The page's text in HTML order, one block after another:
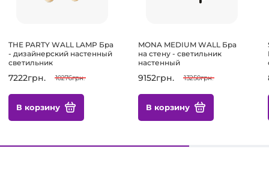
THE PARTY WALL LAMP Бра
- дизайнерский настенный
светильник
7222грн. 10276грн.
В корзину
MONA MEDIUM WALL Бра
на стену - светильник
настенный
9152грн. 13250грн.
В корзину